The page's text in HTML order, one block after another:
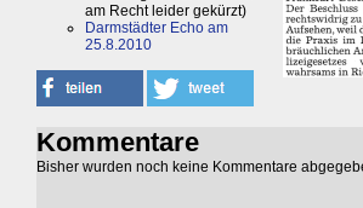
am Recht leider gekürzt)
Darmstädter Echo am
25.8.2010
Kommentare
Bisher wurden noch keine Kommentare